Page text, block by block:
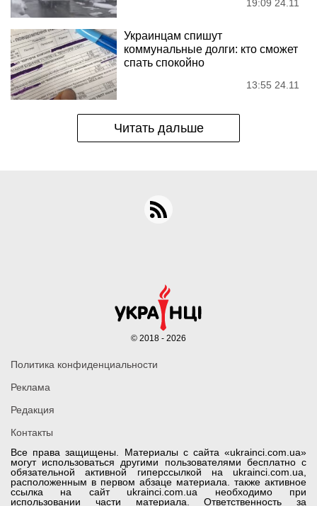
19:09 24.11
Украинцам спишут
коммунальные долги: кто сможет
спать спокойно
13:55 24.11
Читать дальше
Все права защищены. Материалы с сайта «ukrainci.com.ua»
могут использоваться другими пользователями бесплатно с
обязательной активной гиперссылкой на ukrainci.com.ua,
расположенным в первом абзаце материала. также активное
ссылка на сайт ukrainci.com.ua необходимо при
использовании части материала. Ответственность за
Политика конфиденциальности
Реклама
Редакция
Контакты
© 2018 - 2026